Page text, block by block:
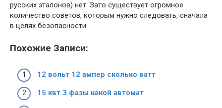
русских эталонов) нет. Зато существует огромное
количество советов, которым нужно следовать, сначала
в целях безопасности.
Похожие Записи:
12 вольт 12 ампер сколько ватт
15 квт 3 фазы какой автомат